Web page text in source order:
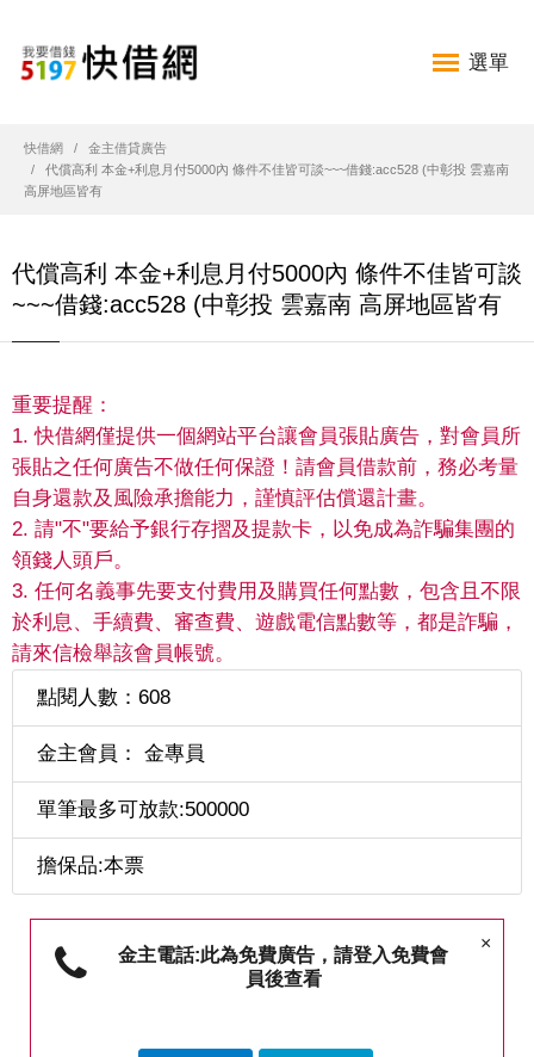
選單
快借網
金主借貸廣告
代償高利 本金+利息月付5000內 條件不佳皆可談~~~借錢:acc528 (中彰投 雲嘉南
高屏地區皆有
代償高利 本金+利息月付5000內 條件不佳皆可談
~~~借錢:acc528 (中彰投 雲嘉南 高屏地區皆有
重要提醒：
1. 快借網僅提供一個網站平台讓會員張貼廣告，對會員所
張貼之任何廣告不做任何保證！請會員借款前，務必考量
自身還款及風險承擔能力，謹慎評估償還計畫。
2. 請"不"要給予銀行存摺及提款卡，以免成為詐騙集團的
領錢人頭戶。
3. 任何名義事先要支付費用及購買任何點數，包含且不限
於利息、手續費、審查費、遊戲電信點數等，都是詐騙，
請來信檢舉該會員帳號。
點閱人數：608
金主會員： 金專員
單筆最多可放款:500000
擔保品:本票
×
金主電話:此為免費廣告，請登入免費會
員後查看